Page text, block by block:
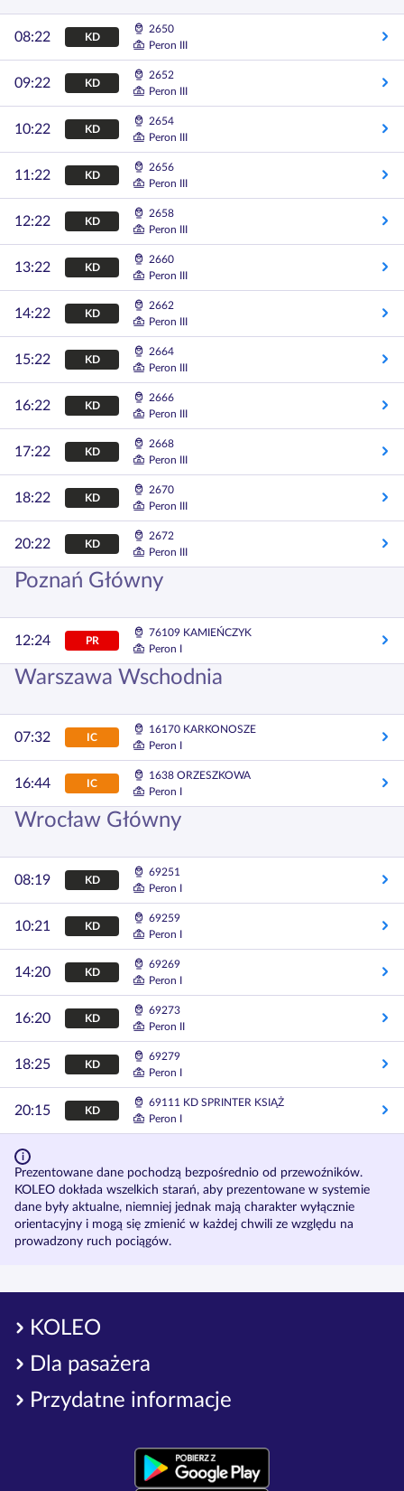
08:22 KD
2650
Peron III
09:22 KD
2652
Peron III
10:22 KD
2654
Peron III
11:22 KD
2656
Peron III
12:22 KD
2658
Peron III
13:22 KD
2660
Peron III
14:22 KD
2662
Peron III
15:22 KD
2664
Peron III
16:22 KD
2666
Peron III
17:22 KD
2668
Peron III
18:22 KD
2670
Peron III
20:22 KD
2672
Peron III
Poznań Główny
12:24 PR
76109 KAMIEŃCZYK
Peron I
Warszawa Wschodnia
07:32 IC
16170 KARKONOSZE
Peron I
16:44 IC
1638 ORZESZKOWA
Peron I
Wrocław Główny
08:19 KD
69251
Peron I
10:21 KD
69259
Peron I
14:20 KD
69269
Peron I
16:20 KD
69273
Peron II
18:25 KD
69279
Peron I
20:15 KD
69111 KD SPRINTER KSIĄŻ
Peron I
Prezentowane dane pochodzą bezpośrednio od przewoźników.
KOLEO dokłada wszelkich starań, aby prezentowane w systemie
dane były aktualne, niemniej jednak mają charakter wyłącznie
orientacyjny i mogą się zmienić w każdej chwili ze względu na
prowadzony ruch pociągów.
KOLEO
Dla pasażera
Przydatne informacje